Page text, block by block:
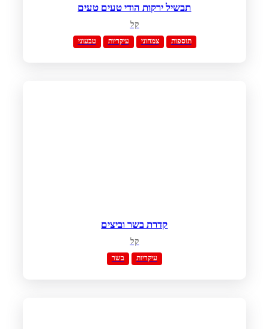
תבשיל ירקות הודי טעים טעים
קל
טבעוני עיקריות צמחוני תוספות
קדרת בשר וביצים
קל
בשר עיקריות